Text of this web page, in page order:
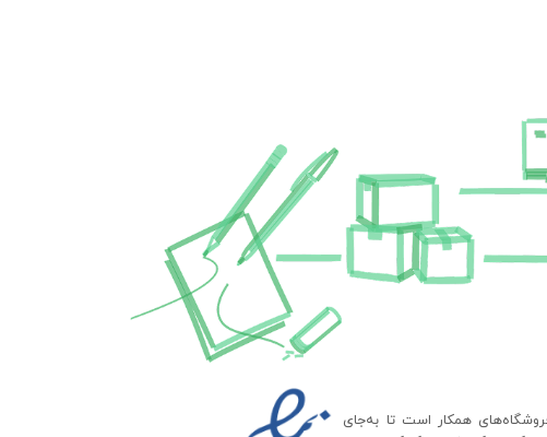
همکار است تا به‌جای